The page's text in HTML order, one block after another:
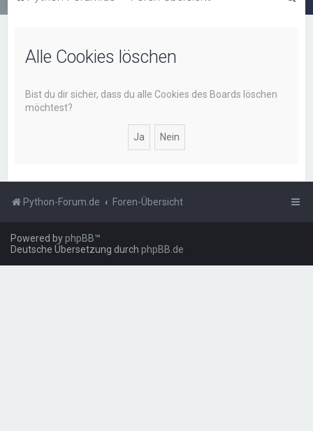
Alle Cookies löschen
Bist du dir sicher, dass du alle Cookies des Boards löschen
möchtest?
Python-Forum.de Foren-Übersicht
Powered byphpBB™
Deutsche Übersetzung durch phpBB.de